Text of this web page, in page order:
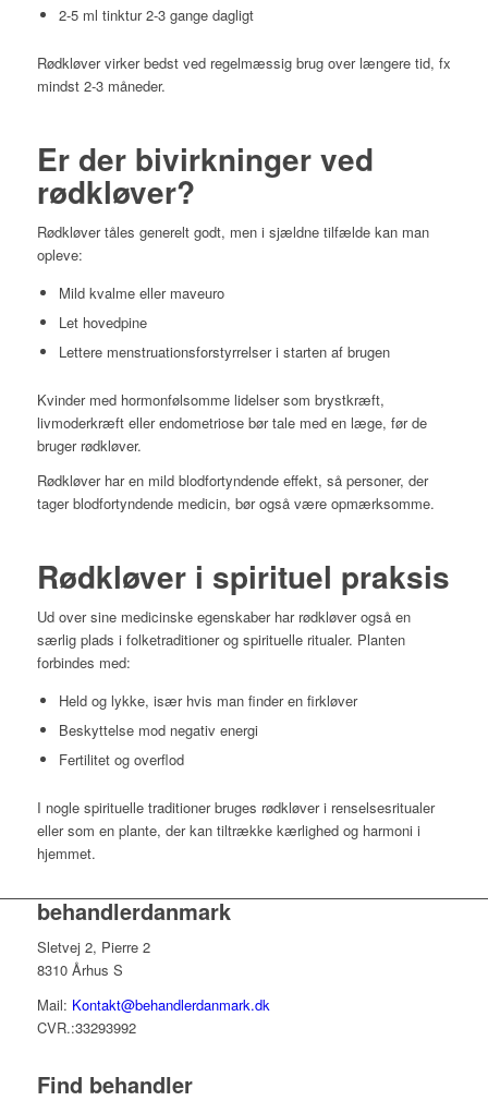
2-5 ml tinktur 2-3 gange dagligt
Rødkløver virker bedst ved regelmæssig brug over længere tid, fx
mindst 2-3 måneder.
Er der bivirkninger ved
rødkløver?
Rødkløver tåles generelt godt, men i sjældne tilfælde kan man
opleve:
Mild kvalme eller maveuro
Let hovedpine
Lettere menstruationsforstyrrelser i starten af brugen
Kvinder med hormonfølsomme lidelser som brystkræft,
livmoderkræft eller endometriose bør tale med en læge, før de
bruger rødkløver.
Rødkløver har en mild blodfortyndende effekt, så personer, der
tager blodfortyndende medicin, bør også være opmærksomme.
Rødkløver i spirituel praksis
Ud over sine medicinske egenskaber har rødkløver også en
særlig plads i folketraditioner og spirituelle ritualer. Planten
forbindes med:
Held og lykke, især hvis man finder en firkløver
Beskyttelse mod negativ energi
Fertilitet og overflod
I nogle spirituelle traditioner bruges rødkløver i renselsesritualer
eller som en plante, der kan tiltrække kærlighed og harmoni i
hjemmet.
behandlerdanmark
Sletvej 2, Pierre 2
8310 Århus S
Mail: Kontakt@behandlerdanmark.dk
CVR.:33293992
Find behandler